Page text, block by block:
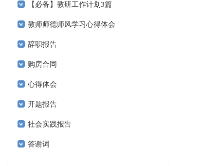
【必备】教研工作计划3篇
教师师德师风学习心得体会
辞职报告
购房合同
心得体会
开题报告
社会实践报告
答谢词